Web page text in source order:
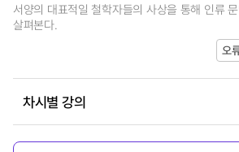
서양의 대표적일 철학자들의 사상을 통해 인류
살펴본다.
오
차시별 강의